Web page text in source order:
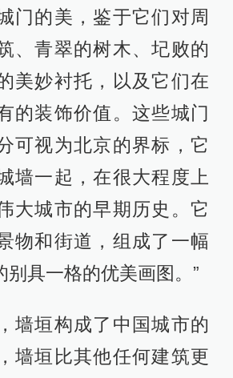
门的美，鉴于它们对周
、青翠的树木、圮败的
美妙衬托，以及它们在
的装饰价值。这些城门
可视为北京的界标，它
墙一起，在很大程度上
大城市的早期历史。它
物和街道，组成了一幅
别具一格的优美画图。”
墙垣构成了中国城市的
墙垣比其他任何建筑更